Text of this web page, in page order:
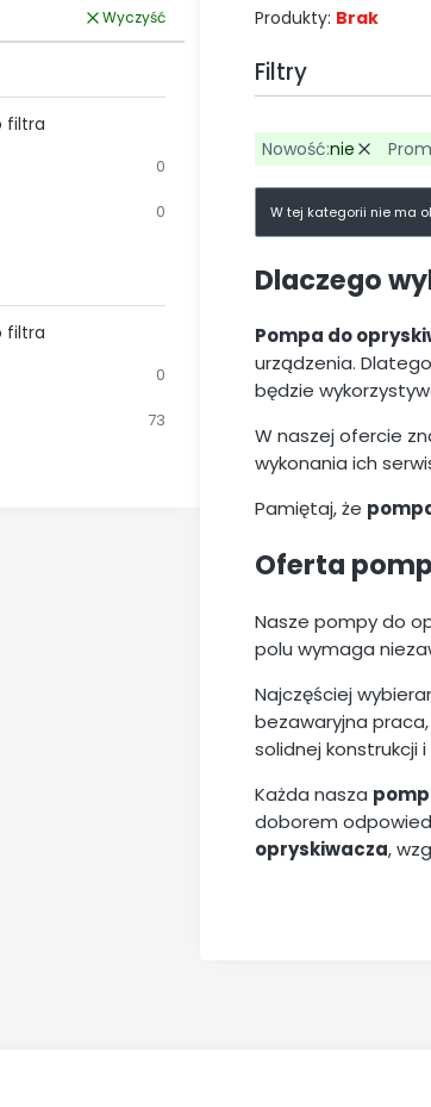
Wyczyść
filtra
0
0
filtra
0
73
Produkty: Brak
Filtry
Aktywne filtry
Nowość:nie
W tej kategorii nie ma
Dlaczego
Pompa do
urządzenia.
będzie
W naszej ofercie
wykonania ich
Pamiętaj, że
Oferta
Nasze pompy do
polu wymaga
Najczęściej
bezawaryjna
solidnej konstrukcji
Każda nasza
doborem
opryskiwacza,